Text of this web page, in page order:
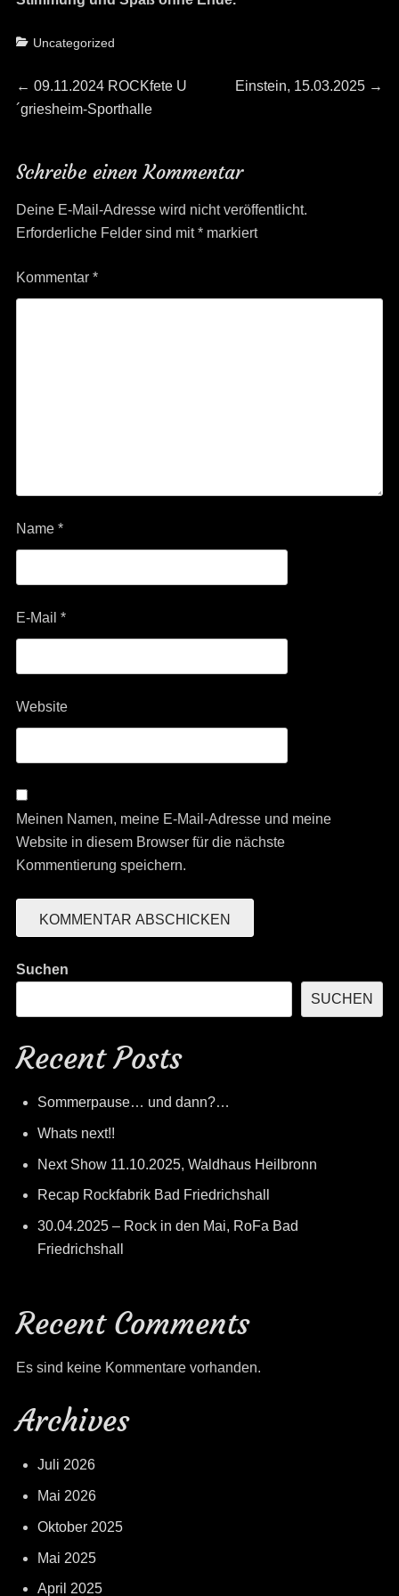
Categories
Uncategorized
Beitrags-
← Previous
post:
09.11.2024 ROCKfete U
´griesheim-Sporthalle
Next
Einstein, 15.03.2025 →
Schreibe einen Kommentar
Deine E-Mail-Adresse wird nicht veröffentlicht.
Erforderliche Felder sind mit*markiert
Kommentar *
Name *
E-Mail *
Website
Meinen Namen, meine E-Mail-Adresse und meine
Website in diesem Browser für die nächste
Kommentierung speichern.
Suchen
SUCHEN
Recent Posts
Sommerpause… und dann?…
Whats next!!
Next Show 11.10.2025, Waldhaus Heilbronn
Recap Rockfabrik Bad Friedrichshall
30.04.2025 – Rock in den Mai, RoFa Bad
Friedrichshall
Recent Comments
Es sind keine Kommentare vorhanden.
Archives
Juli 2026
Mai 2026
Oktober 2025
Mai 2025
April 2025